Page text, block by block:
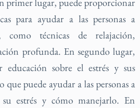
para ayudar a las personas a
como técnicas de relajación,
profunda. En segundo lugar,
educación sobre el estrés y sus
que puede ayudar a las personas a
estrés y cómo manejarlo. En